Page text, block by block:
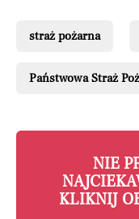
straż pożarna
Państwowa Straż
NIE
KLIKNIJ